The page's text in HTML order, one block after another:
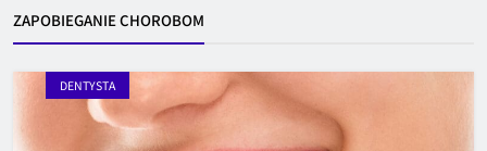
ZAPOBIEGANIE CHOROBOM
DENTYSTA